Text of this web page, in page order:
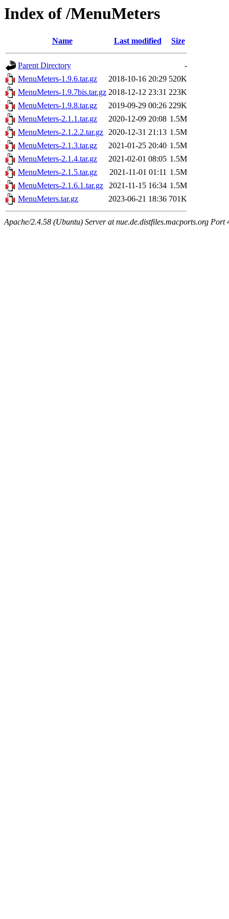
Index of /MenuMeters
Name Last modified Size
Parent Directory
-
MenuMeters-1.9.6.tar.gz
2018-10-16 20:29 520K
MenuMeters-1.9.7bis.tar.gz 2018-12-12 23:31 223K
MenuMeters-1.9.8.tar.gz
2019-09-29 00:26 229K
MenuMeters-2.1.1.tar.gz
2020-12-09 20:08 1.5M
MenuMeters-2.1.2.2.tar.gz 2020-12-31 21:13 1.5M
MenuMeters-2.1.3.tar.gz
2021-01-25 20:40 1.5M
MenuMeters-2.1.4.tar.gz
2021-02-01 08:05 1.5M
MenuMeters-2.1.5.tar.gz
2021-11-01 01:11 1.5M
MenuMeters-2.1.6.1.tar.gz
2021-11-15 16:34 1.5M
MenuMeters.tar.gz
2023-06-21 18:36 701K
Apache/2.4.58 (Ubuntu) Server at nue.de.distfiles.macports.org Port